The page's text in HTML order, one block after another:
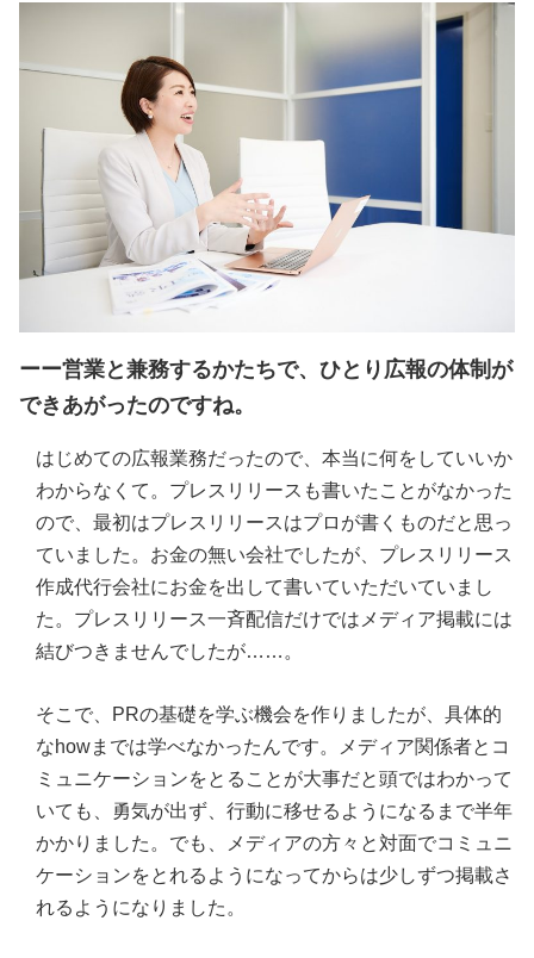
ーー営業と兼務するかたちで、ひとり広報の体制が
できあがったのですね。
はじめての広報業務だったので、本当に何をしていいか
わからなくて。プレスリリースも書いたことがなかった
ので、最初はプレスリリースはプロが書くものだと思っ
ていました。お金の無い会社でしたが、プレスリリース
作成代行会社にお金を出して書いていただいていまし
た。プレスリリース一斉配信だけではメディア掲載には
結びつきませんでしたが……。
そこで、PRの基礎を学ぶ機会を作りましたが、具体的
なhowまでは学べなかったんです。メディア関係者とコ
ミュニケーションをとることが大事だと頭ではわかって
いても、勇気が出ず、行動に移せるようになるまで半年
かかりました。でも、メディアの方々と対面でコミュニ
ケーションをとれるようになってからは少しずつ掲載さ
れるようになりました。